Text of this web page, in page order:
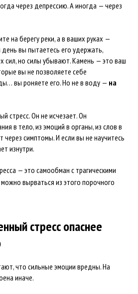
через депрессию. А иногда — через
на берегу реки, а в ваших руках —
вы пытаетесь его удержать,
сил, но силы убывают. Камень — это ваш
вы не позволяете себе
вы роняете его. Но не в воду — на
стресс. Он не исчезает. Он
в тело, из эмоций в органы, из слов в
через симптомы. И если вы не научитесь
изнутри.
— это самообман с трагическими
вырваться из этого порочного
стресс опаснее
что сильные эмоции вредны. На
иначе.